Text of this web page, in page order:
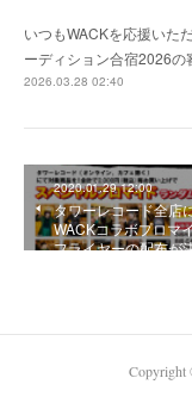
いつもWACKを応援いた
ーディション合宿2026
2026.03.28 02:40
2020.01.29 12:00
タワーレコード全店
WACKコラボプロマ
フライヤーの配布が